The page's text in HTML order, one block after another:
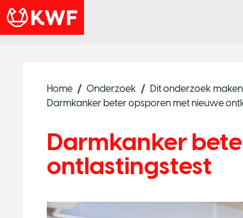
Home Onderzoek
Dit onderzoek
Darmkanker beter opsporen met nieuwe
Darmkanker
ontlastingstest